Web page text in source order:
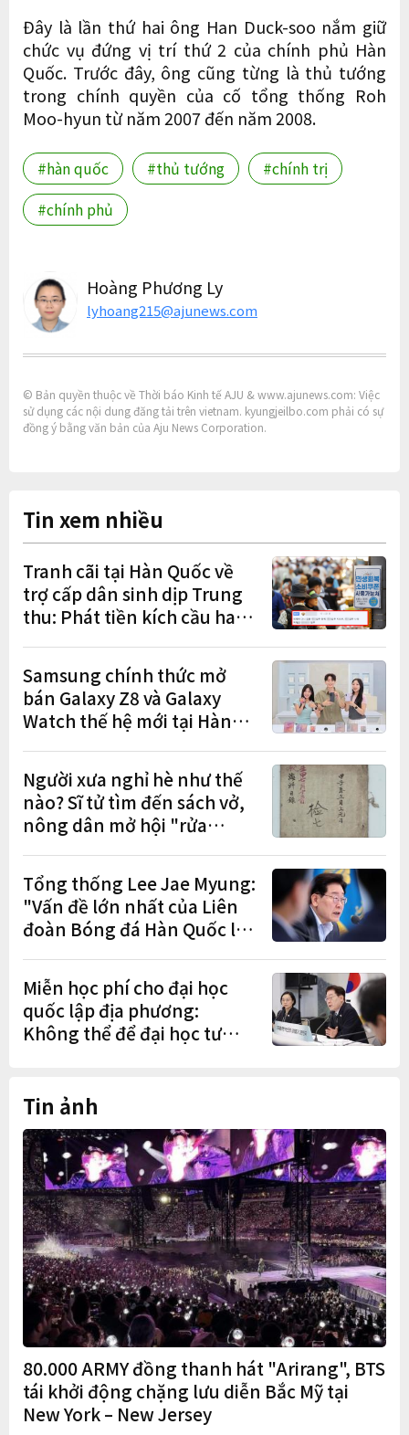
Đây là lần thứ hai ông Han Duck-soo nắm giữ
chức vụ đứng vị trí thứ 2 của chính phủ Hàn
Quốc. Trước đây, ông cũng từng là thủ tướng
trong chính quyền của cố tổng thống Roh
Moo-hyun từ năm 2007 đến năm 2008.
#hàn quốc #thủ tướng
#chính trị
#chính phủ
Hoàng Phương Ly
lyhoang215@ajunews.com
© Bản quyền thuộc về Thời báo Kinh tế AJU & www.ajunews.com: Việc
sử dụng các nội dung đăng tải trên vietnam. kyungjeilbo.com phải có sự
đồng ý bằng văn bản của Aju News Corporation.
Tin xem nhiều
Tranh cãi tại Hàn Quốc về
trợ cấp dân sinh dịp Trung
thu: Phát tiền kích cầu hay
Samsung chính thức mở
bán Galaxy Z8 và Galaxy
Watch thế hệ mới tại Hàn
đơn đặt trước
Người xưa nghỉ hè như thế
nào? Sĩ tử tìm đến sách vở,
nông dân mở hội "rửa
Tổng thống Lee Jae Myung:
"Vấn đề lớn nhất của Liên
đoàn Bóng đá Hàn Quốc là
trạng nắm quyền quá lâu"
Miễn học phí cho đại học
quốc lập địa phương:
Không thể để đại học tư
Tin ảnh
80.000 ARMY đồng thanh hát "Arirang", BTS
tái khởi động chặng lưu diễn Bắc Mỹ tại
New York – New Jersey